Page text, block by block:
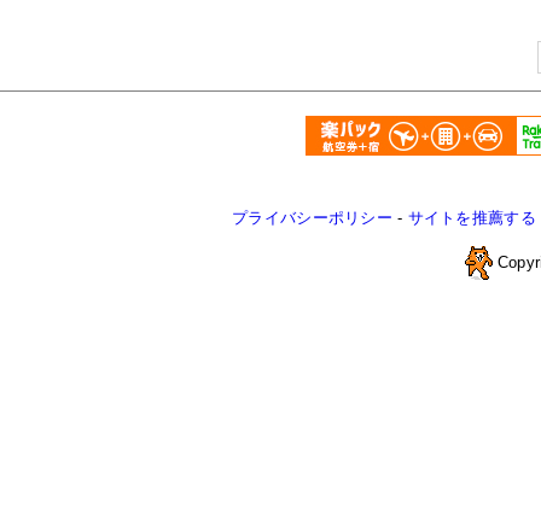
プライバシーポリシー - サイトを推薦する